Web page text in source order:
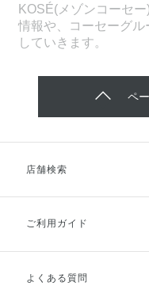
KOSÉ(メゾンコーセ
情報や、コーセーグ
していきます。
ペ
店舗検索
ご利用ガイド
ご利用ガイドトップ
よくある質問